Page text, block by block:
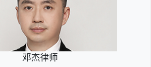
邓杰律师